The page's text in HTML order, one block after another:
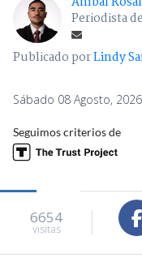
Periodista
Publicado porLindy
Sábado 08 Agosto,
Seguimos criterios de
6654
visitas